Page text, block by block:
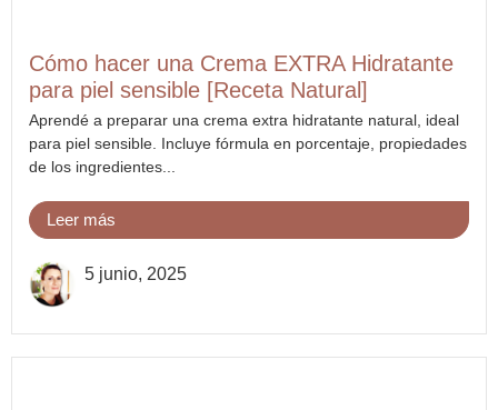
Cómo hacer una Crema EXTRA Hidratante
para piel sensible [Receta Natural]
Aprendé a preparar una crema extra hidratante natural, ideal
para piel sensible. Incluye fórmula en porcentaje, propiedades
de los ingredientes...
Leer más
5 junio, 2025